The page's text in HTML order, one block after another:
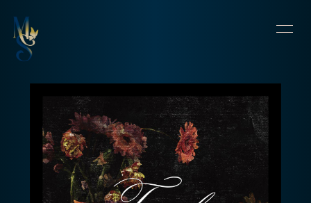
SCHEDULE
PROFILE
VIDEO
DISCOGRAPHY
CONTACT
BLOG